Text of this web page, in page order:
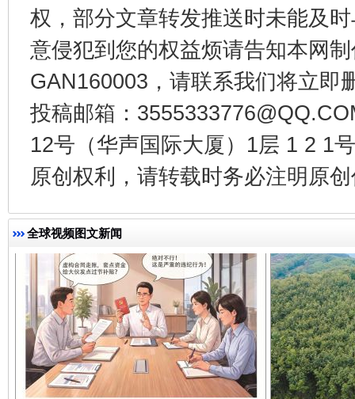
权，部分文章转发推送时未能及
意侵犯到您的权益烦请告知本网
GAN160003，请联系我们将立即
投稿邮箱：
12号（华声国际大厦）1层 1 2 1
原创权利，请转载时务必注明原
全球视频图文新闻
千年窑火 生生不息 一
揭开“小金库”的免责幌子